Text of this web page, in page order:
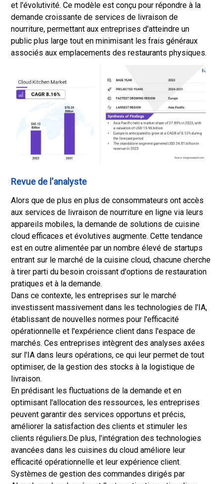
et l'évolutivité. Ce modèle est conçu pour répondre à la
demande croissante de services de livraison de
nourriture, permettant aux entreprises d'atteindre un
public plus large tout en minimisant les frais généraux
associés aux emplacements des restaurants physiques.
Revue de l'analyste
Alors que de plus en plus de consommateurs ont accès
aux services de livraison de nourriture en ligne via leurs
appareils mobiles, la demande de solutions de cuisine
cloud efficaces et évolutives augmente. Cette tendance
est en outre alimentée par un nombre élevé de startups
entrant sur le marché de la cuisine cloud, chacune cherche
à tirer parti du besoin croissant d'options de restauration
pratiques et à la demande.
Dans ce contexte, les entreprises sur le marché
investissent massivement dans les technologies de l'IA,
établissant de nouvelles normes pour l'efficacité
opérationnelle et l'expérience client dans l'espace de
marchés. Ces entreprises intègrent des analyses axées
sur l'IA dans leurs opérations, ce qui leur permet de tout
optimiser, de la gestion des stocks à la logistique de
livraison.
En prédisant les fluctuations de la demande et en
optimisant l'allocation des ressources, les entreprises
peuvent garantir des services opportuns et précis,
améliorer la satisfaction des clients et stimuler les
clients réguliers.De plus, l'intégration des technologies
avancées dans les cuisines du cloud améliore leur
efficacité opérationnelle et leur expérience client.
Systèmes de gestion des commandes dirigés par